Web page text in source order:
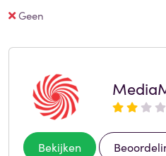
Geen
Bekijken